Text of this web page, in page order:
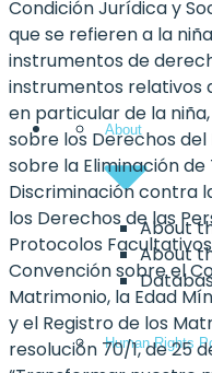
of the
agenda
About
About
About
Human Rights
Condición Jurídica y
que se refieren a la
instrumentos de
instrumentos relativos
en particular de la
sobre los Derechos del
sobre la Eliminación
Discriminación contra
los Derechos de las
Protocolos
Convención sobre el
Matrimonio, la Edad
y el Registro de los
resolución 70/1, de 25